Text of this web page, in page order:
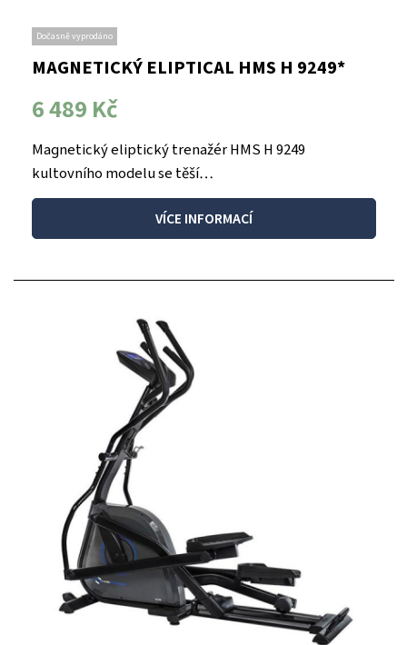
Dočasně vyprodáno
MAGNETICKÝ ELIPTICAL HMS H 9249*
6 489 Kč
Magnetický eliptický trenažér HMS H 9249
kultovního modelu se těší…
VÍCE INFORMACÍ